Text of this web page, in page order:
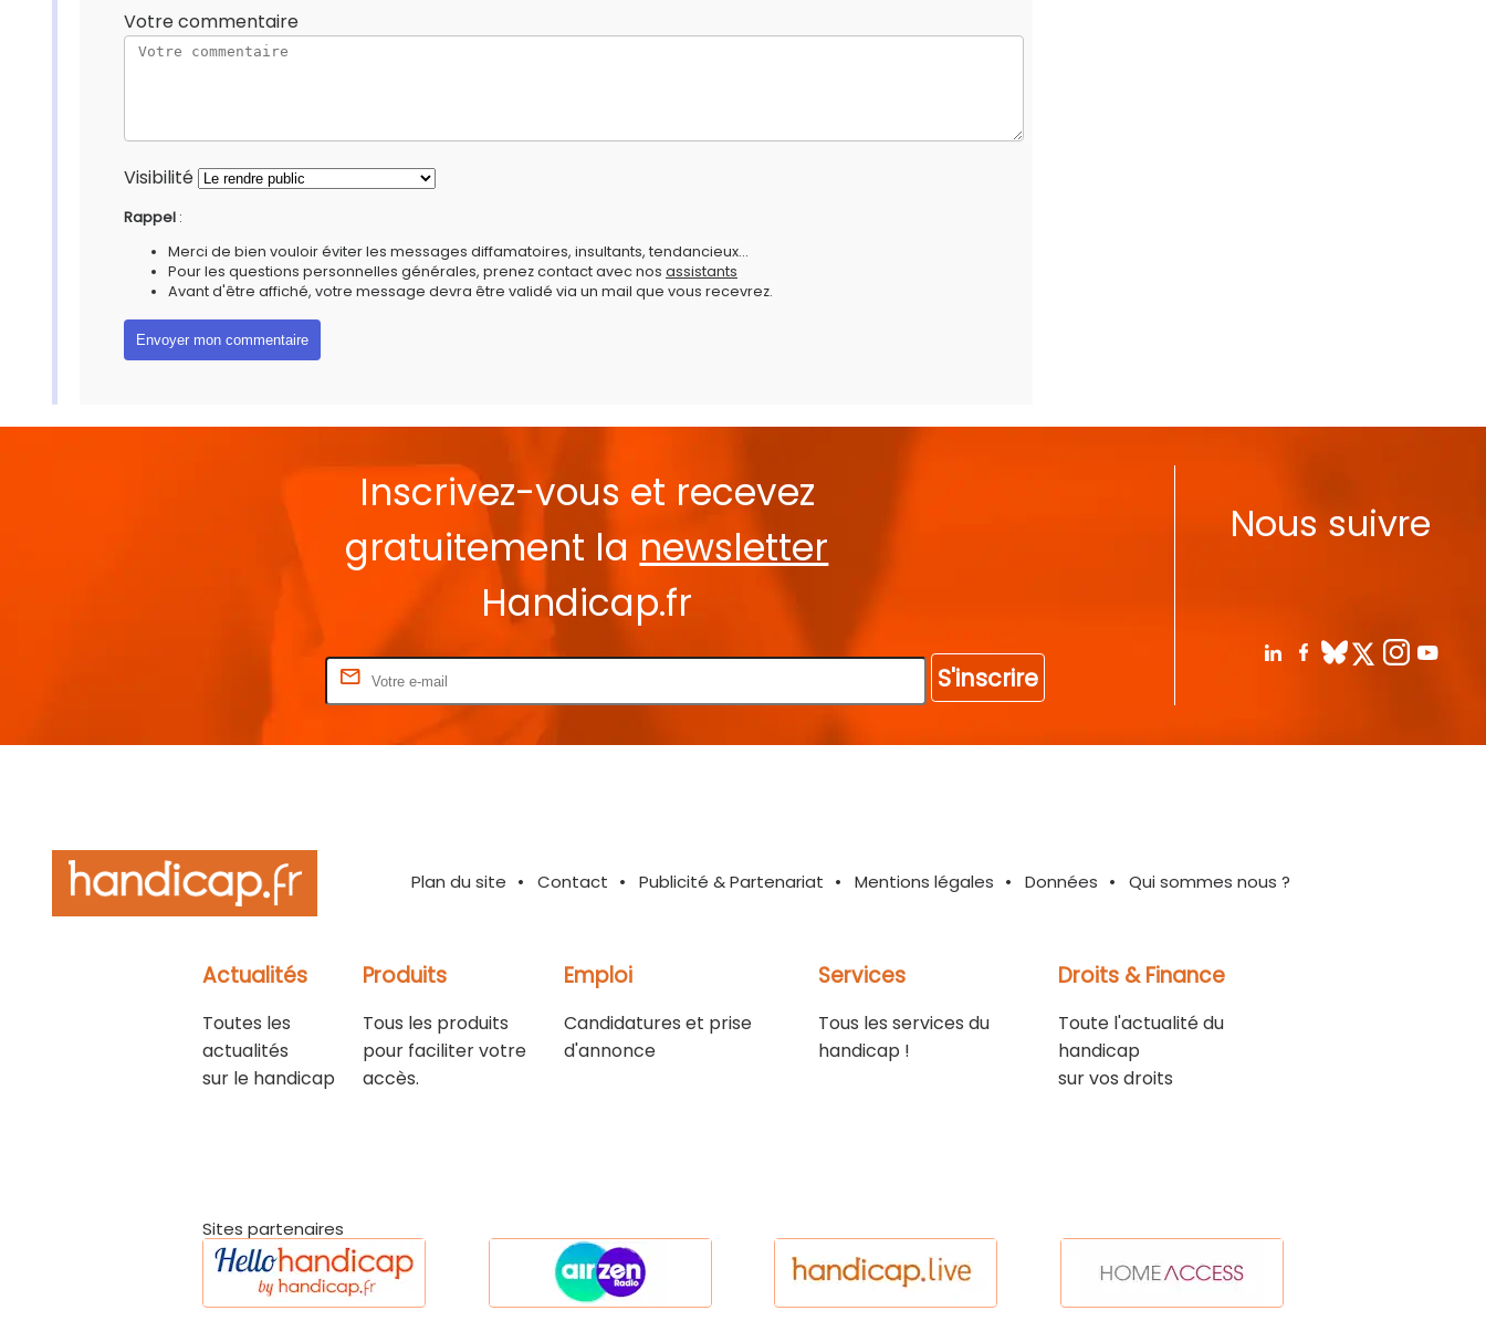
Votre commentaire
Visibilité
Rappel :
Merci de bien vouloir éviter les messages diffamatoires, insultants, tendancieux...
Pour les questions personnelles générales, prenez contact avec nos assistants
Avant d'être affiché, votre message devra être validé via un mail que vous recevrez.
Inscrivez-vous et recevez
gratuitement la newsletter
Handicap.fr
S'inscrire
Nous suivre
Plan du site Contact Publicité & Partenariat Mentions légales Données Qui sommes nous ?
Actualités
Toutes les
actualités
sur le handicap
Produits
Tous les produits
pour faciliter votre
accès.
Emploi
Candidatures et prise
d'annonce
Services
Tous les services du
handicap !
Droits & Finance
Toute l'actualité du
handicap
sur vos droits
Sites partenaires